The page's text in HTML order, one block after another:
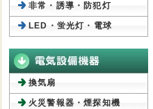
非常・誘導・防犯灯
LED・蛍光灯・電球
換気扇
火災警報器・煙探知機